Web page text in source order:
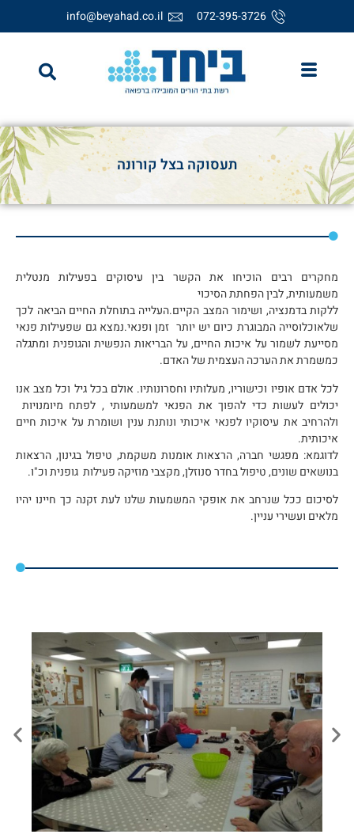
072-395-3726
info@beyahad.co.il
תעסוקה בצל קורונה
מחקרים רבים הוכיחו את הקשר בין עיסוקים בפעילות מנטלית
משמעותית, לבין הפחתת הסיכוי
ללקות בדמנציה, ושימור המצב הקיים.העלייה בתוחלת החיים הביאה לכך
שלאוכלוסייה המבוגרת כיום יש יותר זמן ופנאי.נמצא גם שפעילות פנאי
מסייעת לשמור על איכות החיים, על הבריאות הנפשית והגופנית ומתגלה
כמשמרת את הערכה העצמית של האדם.
לכל אדם אופיו וכישוריו, מעלותיו וחסרונותיו. אולם בכל גיל וכל מצב אנו
יכולים לעשות כדי להפוך את הפנאי למשמעותי , לפתח מיומנויות
ולהרחיב את עיסוקיו לפנאי איכותי ונותנת ענין ושומרת על איכות חיים
איכותית.
לדוגמא: מפגשי חברה, הרצאות אומנות משקמת, טיפול בגינון, הרצאות
בנושאים שונים, טיפול בחדר סנוזלן, מקצבי מוזיקה פעילות גופנית וכ"ו.
לסיכום ככל שנרחב את אופקי המשמעות שלנו לעת זקנה כך חיינו יהיו
מלאים ועשירי עניין.